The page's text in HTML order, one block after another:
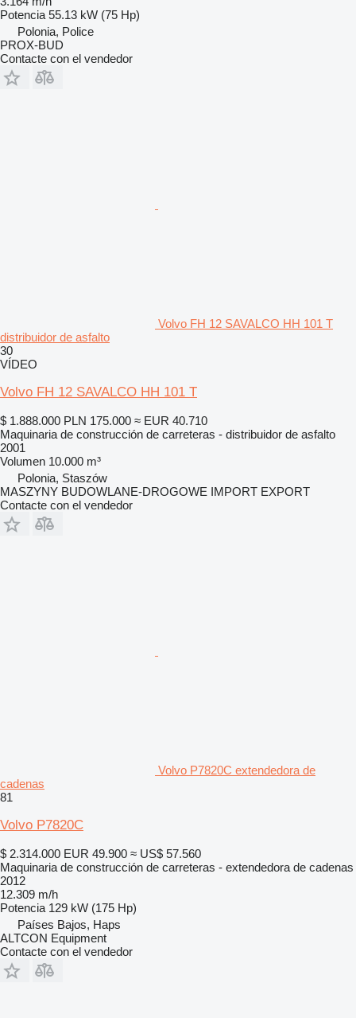
Potencia 55.13 kW (75 Hp)
Polonia, Police
PROX-BUD
Contacte con el vendedor
Volvo FH 12 SAVALCO HH 101 T
distribuidor de asfalto
30
VÍDEO
Volvo FH 12 SAVALCO HH 101 T
$ 1.888.000 PLN 175.000 ≈ EUR 40.710
Maquinaria de construcción de carreteras - distribuidor de asfalto
2001
Volumen 10.000 m³
Polonia, Staszów
MASZYNY BUDOWLANE-DROGOWE IMPORT EXPORT
Contacte con el vendedor
Volvo P7820C extendedora de
cadenas
81
Volvo P7820C
$ 2.314.000 EUR 49.900 ≈ US$ 57.560
Maquinaria de construcción de carreteras - extendedora de cadenas
2012
12.309 m/h
Potencia 129 kW (175 Hp)
Países Bajos, Haps
ALTCON Equipment
Contacte con el vendedor